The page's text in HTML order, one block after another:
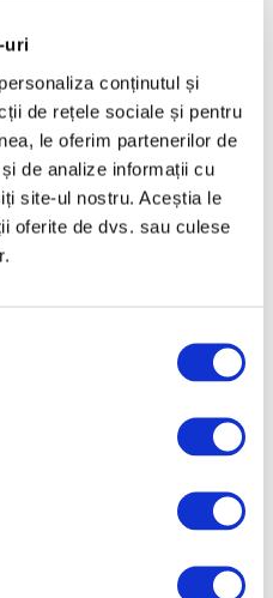
uri
conținutul și
de rețele sociale și pentru
le oferim partenerilor de
de analize informații cu
site-ul nostru. Aceștia le
oferite de dvs. sau culese
images”,
Răzvan